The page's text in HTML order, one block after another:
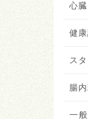
心
健
ス
腸
一